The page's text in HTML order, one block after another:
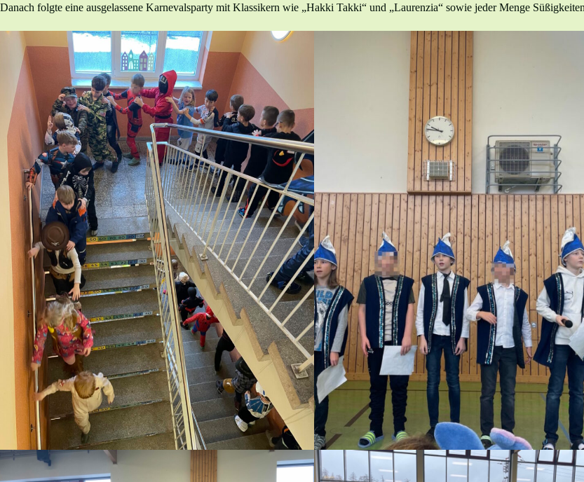
Danach folgte eine ausgelassene Karnevalsparty mit Klassikern wie „Hakki Takki“ und „Laurenzia“ sowie jeder Menge